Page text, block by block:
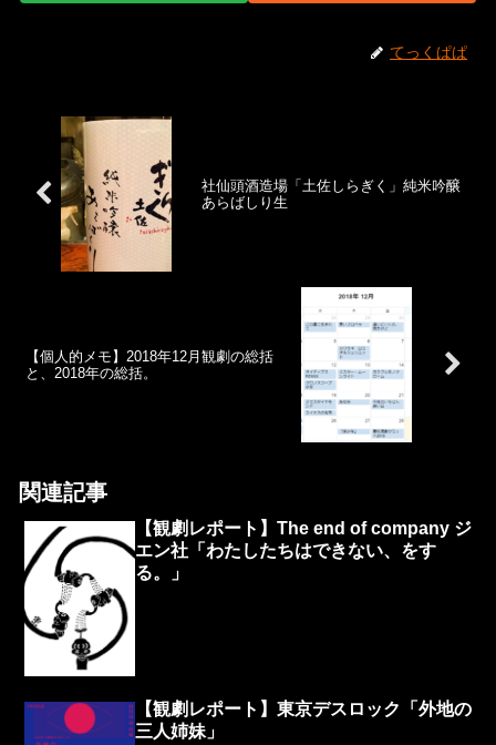
てっくぱぱ
社仙頭酒造場「土佐しらぎく」純米吟醸
あらばしり生
【個人的メモ】2018年12月観劇の総括
と、2018年の総括。
関連記事
【観劇レポート】The end of company ジ
エン社「わたしたちはできない、をす
る。」
【観劇レポート】東京デスロック「外地の
三人姉妹」